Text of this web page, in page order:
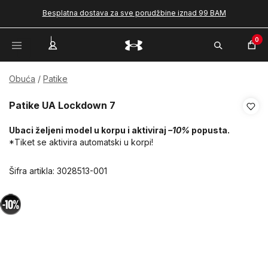
Besplatna dostava za sve porudžbine iznad 99 BAM
0
Obuća Patike
Patike UA Lockdown 7
Ubaci željeni model u korpu i aktiviraj –10% popusta.
*Tiket se aktivira automatski u korpi!
Šifra artikla: 3028513-001